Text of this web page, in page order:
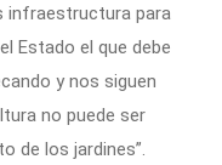
infraestructura para
Estado el que debe
y nos siguen
no puede ser
de los jardines”.